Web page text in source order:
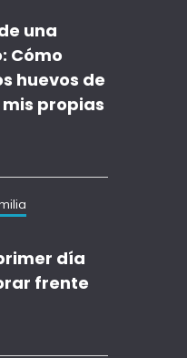
una
Cómo
huevos de
propias
día
frente